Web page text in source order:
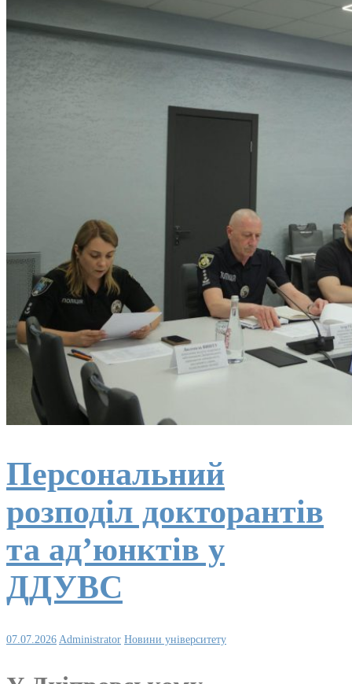
Персональний
розподіл докторантів
та ад’юнктів у
ДДУВС
07.07.2026 Administrator Новини університету